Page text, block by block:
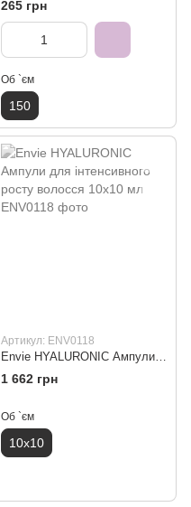
265 грн
Об `єм
150
Артикул: ENV0118
Envie HYALURONIC Ампули для інтенсивного росту волосся 10x10 мл
1 662 грн
Об `єм
10x10